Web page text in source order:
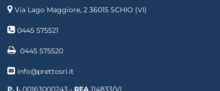
Via Lago Maggiore, 2 36015 SCHIO (VI)
0445 575521
0445 575520
info@prettosrl.it
P. I. 00163000243 - REA 114833/VI